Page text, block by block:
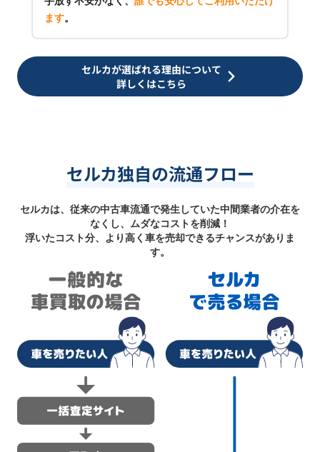
ます。
セルカが選ばれる理由について
詳しくはこちら
セルカ独自の流通フロー
セルカは、従来の中古車流通で発生していた中間業者の介在を
なくし、ムダなコストを削減！
浮いたコスト分、より高く車を売却できるチャンスがありま
す。